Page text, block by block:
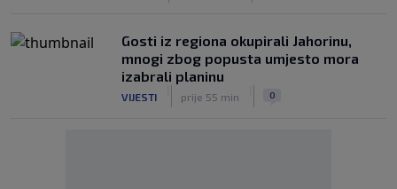
Gosti iz regiona okupirali Jahorinu,
mnogi zbog popusta umjesto mora
izabrali planinu
VIJESTI prije 55 min 0